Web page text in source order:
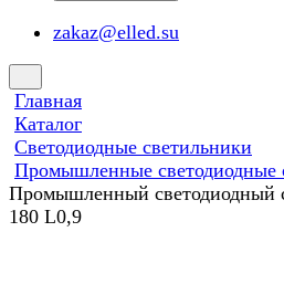
zakaz@elled.su
Главная
Каталог
Светодиодные светильники
Промышленные светодиодные
Промышленный светодиодный
180 L0,9